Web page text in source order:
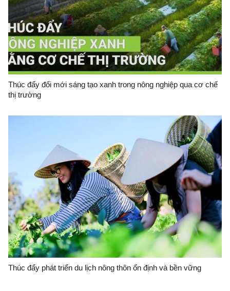
Thúc đẩy đổi mới sáng tạo xanh trong nông nghiệp qua cơ chế
thị trường
Thúc đẩy phát triển du lịch nông thôn ổn định và bền vững